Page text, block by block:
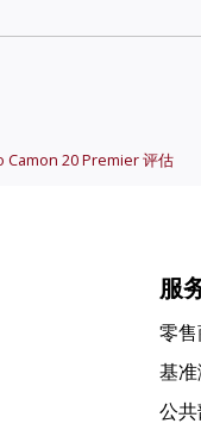
Camon 20 Premier评估
服
零
基
公